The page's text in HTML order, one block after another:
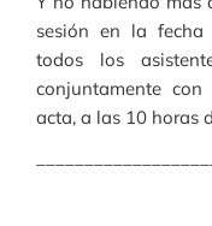
sesión en la fecha
todos los
conjuntamente
acta, a las 10 horas